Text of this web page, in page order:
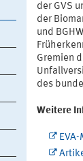
der GVS
der
und
Gremien
des
Weitere